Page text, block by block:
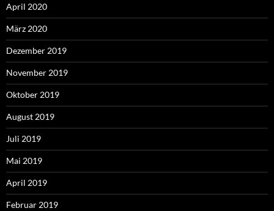
April 2020
März 2020
Dezember 2019
November 2019
Oktober 2019
August 2019
Juli 2019
Mai 2019
April 2019
Februar 2019